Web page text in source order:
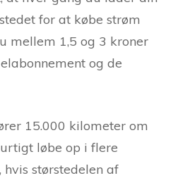
for at købe strøm
mellem 1,5 og 3 kroner
og de
15.000 kilometer om
løbe op i flere
størstedelen af